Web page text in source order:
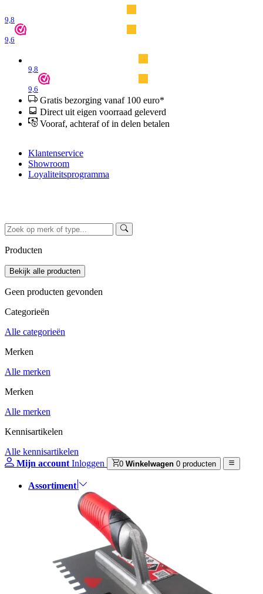
9,8
9,6
9,8
9,6
Gratis bezorging vanaf 100 euro*
Direct uit eigen voorraad geleverd
Vooraf, achteraf of in delen betalen
Klantenservice
Showroom
Loyaliteitsprogramma
Producten
Geen producten gevonden
Categorieën
Alle categorieën
Merken
Alle merken
Merken
Alle merken
Kennisartikelen
Alle kennisartikelen
Mijn account Inloggen 0 Winkelwagen 0 producten
Assortiment